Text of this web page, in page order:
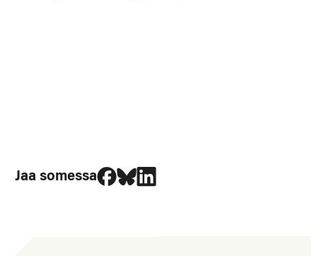
Jaa somessa
Jaa Facebookissa
Jaa Blueskyssa
Jaa LinkedIn:ssä